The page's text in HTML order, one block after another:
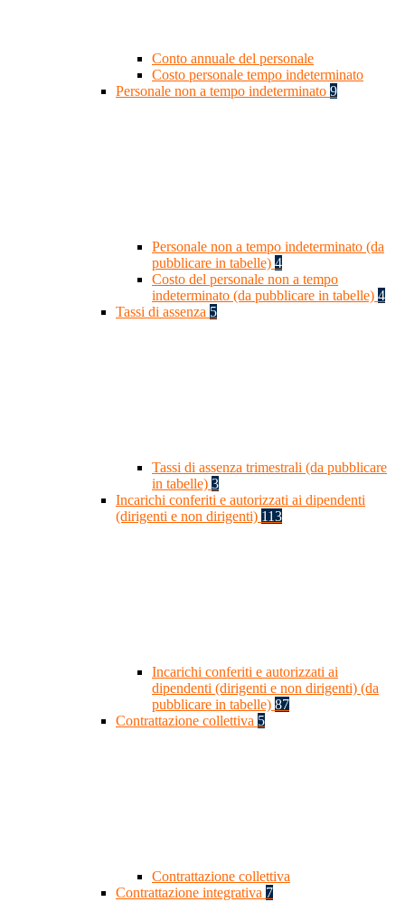
Conto annuale del personale
Costo personale tempo indeterminato
Personale non a tempo indeterminato 9
Personale non a tempo indeterminato (da
pubblicare in tabelle) 4
Costo del personale non a tempo
indeterminato (da pubblicare in tabelle) 4
Tassi di assenza 5
Tassi di assenza trimestrali (da pubblicare
in tabelle) 3
Incarichi conferiti e autorizzati ai dipendenti
(dirigenti e non dirigenti) 113
Incarichi conferiti e autorizzati ai
dipendenti (dirigenti e non dirigenti) (da
pubblicare in tabelle) 87
Contrattazione collettiva 5
Contrattazione collettiva
Contrattazione integrativa 7